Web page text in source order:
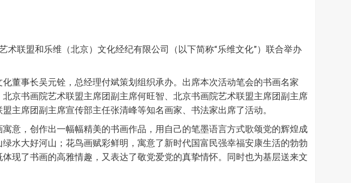
联盟和乐维（北京）文化经纪有限公司（以下简称“乐维文化”）联合举办
董事长吴元铨，总经理付斌策划组织承办。出席本次活动笔会的书画名家
京书画院艺术联盟主席团副主席何旺智、北京书画院艺术联盟主席团副主席
主席团副主席宣传部主任张清峰等知名画家、书法家出席了活动。
意，创作出一幅幅精美的书画作品，用自己的笔墨语言方式歌颂党的辉煌成
水大好河山；花鸟画赋彩鲜明，寓意了新时代国富民强幸福安康生活的勃勃
现了书画的高雅情趣，又表达了敬党爱党的真挚情怀。同时也为基层送来文